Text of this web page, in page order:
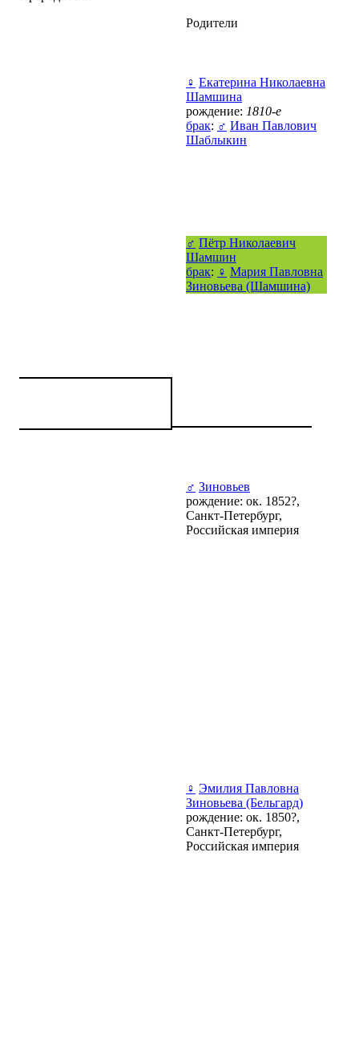
Родители
♀ Екатерина Николаевна
Шамшина
рождение: 1810-е
брак: ♂ Иван Павлович
Шаблыкин
♂ Пётр Николаевич
Шамшин
брак: ♀ Мария Павловна
Зиновьева (Шамшина)
♂ Зиновьев
рождение: ок. 1852?,
Санкт-Петербург,
Российская империя
♀ Эмилия Павловна
Зиновьева (Бельгард)
рождение: ок. 1850?,
Санкт-Петербург,
Российская империя